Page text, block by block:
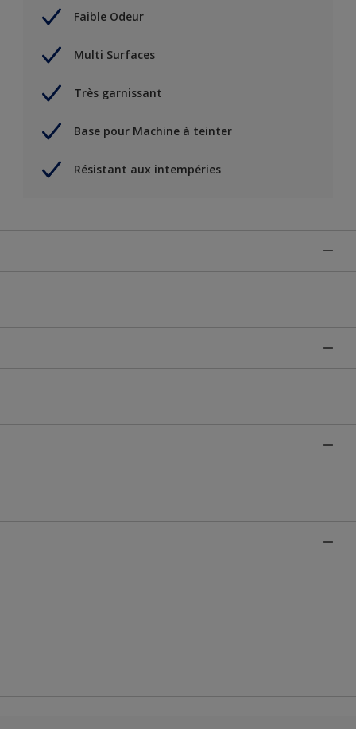
Faible Odeur
Multi Surfaces
Très garnissant
Base pour Machine à teinter
Résistant aux intempéries